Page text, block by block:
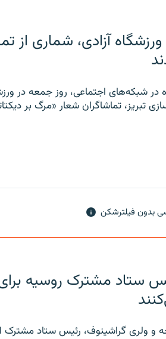
آزادی، شماری از
در شبکه‌های اجتماعی، روز جمعه در
تبریز، تماشاگران شعار «مرگ بر
بدون فیلترشکن
ستاد مشترک روسیه برای
و ولری گراشینوف، رئیس ستاد مشترک